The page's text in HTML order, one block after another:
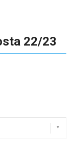
22/23